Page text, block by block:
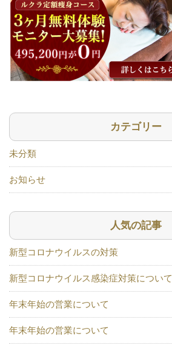
カテゴリー
未分類
お知らせ
人気の記事
新型コロナウイルスの対策
新型コロナウイルス感染症対策について
年末年始の営業について
年末年始の営業について